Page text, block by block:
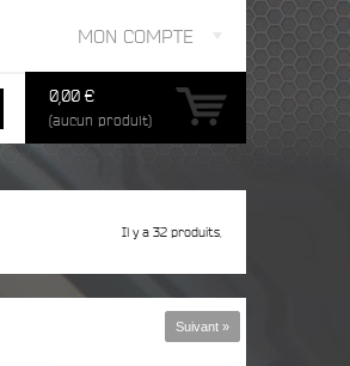
MON COMPTE
0,00 €
(aucun produit)
Il y a 32 produits.
Suivant »